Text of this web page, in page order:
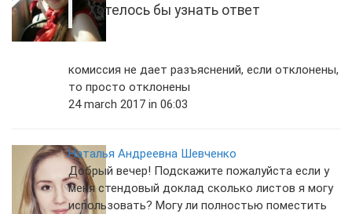
Хотелось бы узнать ответ
комиссия не дает разъяснений, если отклонены,
то просто отклонены
24 march 2017 in 06:03
Наталья Андреевна Шевченко
Добрый вечер! Подскажите пожалуйста если у
меня стендовый доклад сколько листов я могу
использовать? Могу ли полностью поместить